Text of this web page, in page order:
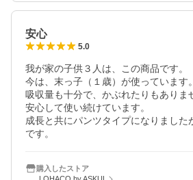
安心
5.0
我が家の子供３人は、この商品です。
今は、末っ子（１歳）が使っています。
吸収量も十分で、かぶれたりもありま
安心して使い続けています。
成長と共にパンツタイプになりました
です。
購入したストア